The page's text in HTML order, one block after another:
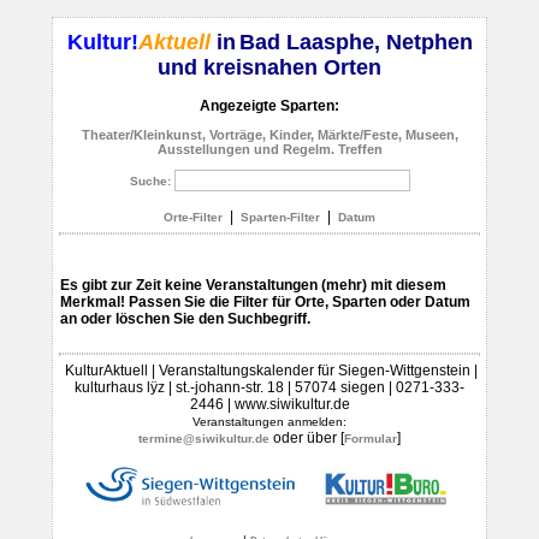
Kultur!Aktuellin Bad Laasphe, Netphen
und kreisnahen Orten
Angezeigte Sparten:
Theater/Kleinkunst, Vorträge, Kinder, Märkte/Feste, Museen,
Ausstellungen und Regelm. Treffen
Suche:
Orte-Filter Sparten-Filter Datum
Es gibt zur Zeit keine Veranstaltungen (mehr) mit diesem
Merkmal! Passen Sie die Filter für Orte, Sparten oder Datum
an oder löschen Sie den Suchbegriff.
KulturAktuell | Veranstaltungskalender für Siegen-Wittgenstein |
kulturhaus lÿz | st.-johann-str. 18 | 57074 siegen | 0271-333-
2446 | www.siwikultur.de
Veranstaltungen anmelden:
termine@siwikultur.de oder über [Formular]